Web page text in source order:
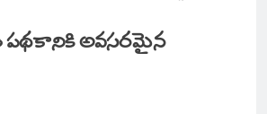
పథకానికి అవసరమైన